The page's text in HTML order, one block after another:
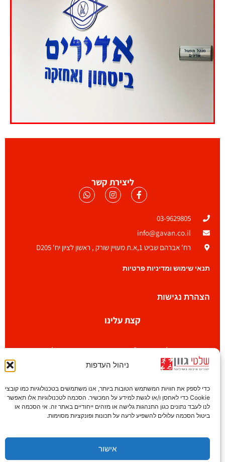
ניהול העדפות
כדי לספק את חוויות המשתמש הטובות ביותר, אנו משתמשים בטכנולוגיות כמו קובצי
Cookie כדי לאחסן ו/או לגשת למידע על המכשיר. הסכמה לטכנולוגיות אלו תאפשר
לנו לעבד נתונים כגון התנהגות גלישה או מזהים ייחודיים באתר זה. אי הסכמה או
ביטול הסכמה עלולים להשפיע לרעה על תכונות ופונקציות מסוימות.
אישור
ליצירת קשר
03-9629805
info@gavan.co.il
רח' אברהם שביט 1,א.ת מעויין שורק , ראשון לציון יח' D205
תנאי שימוש ומדיניות פרטיות
הצהרת נגישות
קצת עלינו
חברת שלטי גוון בע"מ הינה אחת מחברות השילוט
הוותיקות בישראל החלה את דרכה בשנות השבעים .
לשרת לקוחות נאמנים לאורך שנים.
עקבו אחרינו בפייסבוק